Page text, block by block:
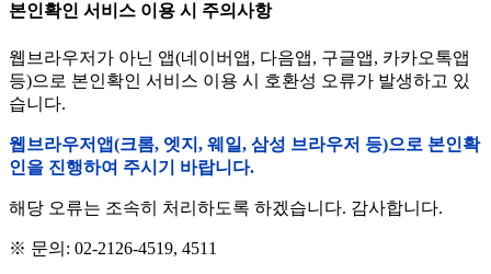
본인확인 서비스 이용 시 주의사항
웹브라우저가 아닌 앱(네이버앱, 다음앱, 구글앱, 카카오톡앱
등)으로 본인확인 서비스 이용 시 호환성 오류가 발생하고 있
습니다.
웹브라우저앱(크롬, 엣지, 웨일, 삼성 브라우저 등)으로 본인확
인을 진행하여 주시기 바랍니다.
해당 오류는 조속히 처리하도록 하겠습니다. 감사합니다.
※ 문의: 02-2126-4519, 4511